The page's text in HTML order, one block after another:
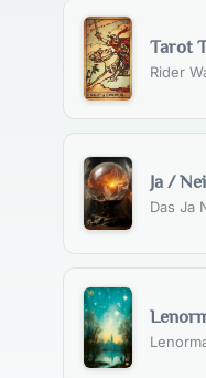
Tarot
Rider
Ja /
Das Ja